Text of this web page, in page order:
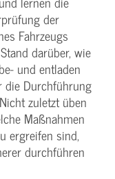
der
Fahrzeugs
darüber, wie
und entladen
die Durchführung
zuletzt üben
Maßnahmen
ergreifen sind,
durchführen